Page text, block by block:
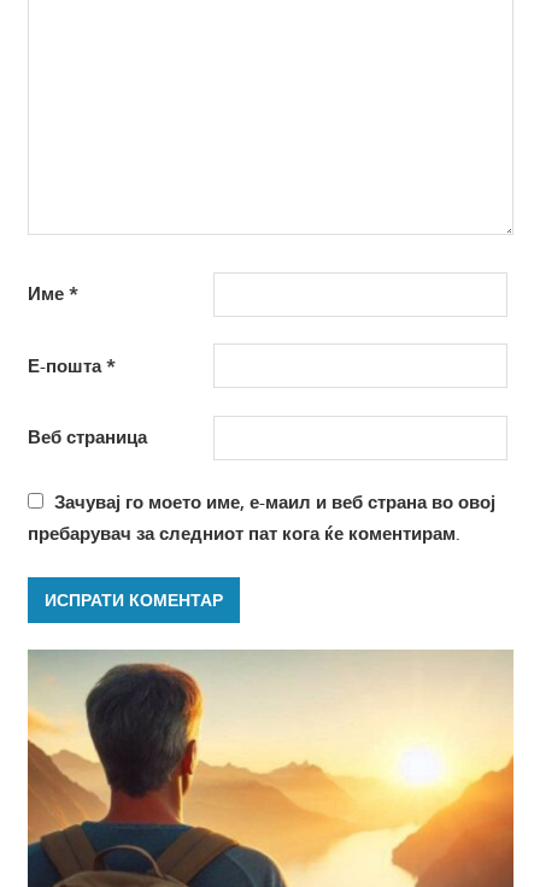
Име *
Е-пошта*
Веб страница
Зачувај го моето име, е-маил и веб страна во овој
пребарувач за следниот пат кога ќе коментирам.